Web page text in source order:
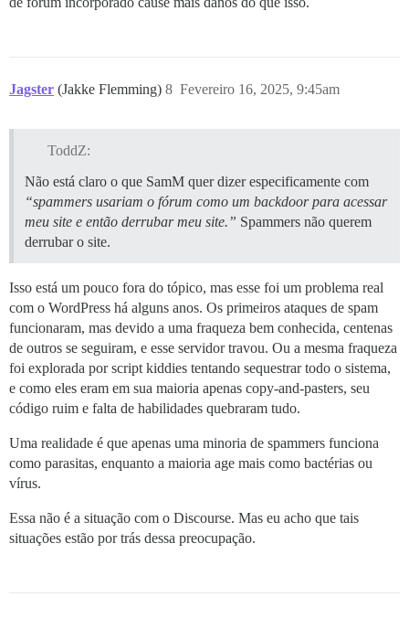
Jagster (Jakke Flemming) Fevereiro 16, 2025, 9:45am
8
ToddZ:
Não está claro o que SamM quer dizer especificamente com
“spammers usariam o fórum como um backdoor para acessar
meu site e então derrubar meu site.” Spammers não querem
derrubar o site.
Isso está um pouco fora do tópico, mas esse foi um problema real
com o WordPress há alguns anos. Os primeiros ataques de spam
funcionaram, mas devido a uma fraqueza bem conhecida, centenas
de outros se seguiram, e esse servidor travou. Ou a mesma fraqueza
foi explorada por script kiddies tentando sequestrar todo o sistema,
e como eles eram em sua maioria apenas copy-and-pasters, seu
código ruim e falta de habilidades quebraram tudo.
Uma realidade é que apenas uma minoria de spammers funciona
como parasitas, enquanto a maioria age mais como bactérias ou
vírus.
Essa não é a situação com o Discourse. Mas eu acho que tais
situações estão por trás dessa preocupação.